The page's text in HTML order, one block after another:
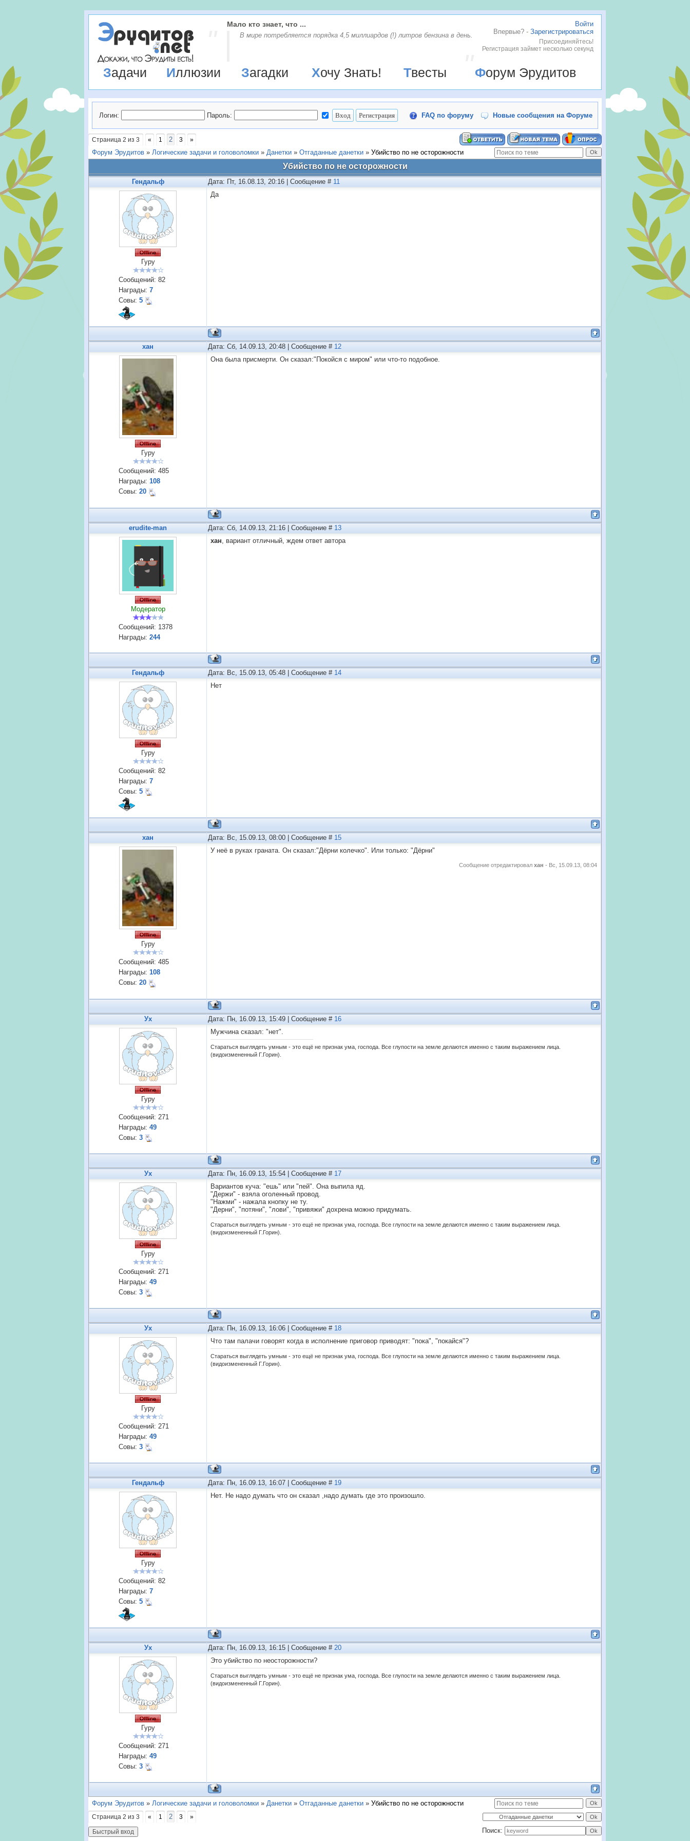
Войти
Впервые? - Зарегистрироваться
Присоединяйтесь!
Регистрация займет несколько секунд
Мало кто знает, что ...
В мире потребляется порядка 4,5 миллиардов (!) литров бензина в день.
Задачи Иллюзии Загадки Хочу Знать! Твесты Форум Эрудитов
Логин: Пароль: FAQ по форуму Новые сообщения на Форуме
Страница 2 из 3 « 1 2 3 »
Форум Эрудитов » Логические задачи и головоломки » Данетки » Отгаданные данетки » Убийство по не осторожности
Убийство по не осторожности
Гендальф Дата: Пт, 16.08.13, 20:16 | Сообщение # 11
Гуру
Сообщений: 82
Награды: 7
Совы: 5
Да
хан Дата: Сб, 14.09.13, 20:48 | Сообщение # 12
Гуру
Сообщений: 485
Награды: 108
Совы: 20
Она была присмерти. Он сказал:"Покойся с миром" или что-то подобное.
erudite-man Дата: Сб, 14.09.13, 21:16 | Сообщение # 13
Модератор
Сообщений: 1378
Награды: 244
хан, вариант отличный, ждем ответ автора
Гендальф Дата: Вс, 15.09.13, 05:48 | Сообщение # 14
Гуру
Сообщений: 82
Награды: 7
Совы: 5
Нет
хан Дата: Вс, 15.09.13, 08:00 | Сообщение # 15
Гуру
Сообщений: 485
Награды: 108
Совы: 20
У неё в руках граната. Он сказал:"Дёрни колечко". Или только: "Дёрни"
Сообщение отредактировал хан - Вс, 15.09.13, 08:04
Ух Дата: Пн, 16.09.13, 15:49 | Сообщение # 16
Гуру
Сообщений: 271
Награды: 49
Совы: 3
Мужчина сказал: "нет".
Стараться выглядеть умным - это ещё не признак ума, господа. Все глупости на земле делаются именно с таким выражением лица.
(видоизмененный Г.Горин).
Ух Дата: Пн, 16.09.13, 15:54 | Сообщение # 17
Гуру
Сообщений: 271
Награды: 49
Совы: 3
Вариантов куча: "ешь" или "пей". Она выпила яд.
"Держи" - взяла оголенный провод.
"Нажми" - нажала кнопку не ту.
"Дерни", "потяни", "лови", "привяжи" дохрена можно придумать.
Стараться выглядеть умным - это ещё не признак ума, господа. Все глупости на земле делаются именно с таким выражением лица.
(видоизмененный Г.Горин).
Ух Дата: Пн, 16.09.13, 16:06 | Сообщение # 18
Гуру
Сообщений: 271
Награды: 49
Совы: 3
Что там палачи говорят когда в исполнение приговор приводят: "пока", "покайся"?
Стараться выглядеть умным - это ещё не признак ума, господа. Все глупости на земле делаются именно с таким выражением лица.
(видоизмененный Г.Горин).
Гендальф Дата: Пн, 16.09.13, 16:07 | Сообщение # 19
Гуру
Сообщений: 82
Награды: 7
Совы: 5
Нет. Не надо думать что он сказал ,надо думать где это произошло.
Ух Дата: Пн, 16.09.13, 16:15 | Сообщение # 20
Гуру
Сообщений: 271
Награды: 49
Совы: 3
Это убийство по неосторожности?
Стараться выглядеть умным - это ещё не признак ума, господа. Все глупости на земле делаются именно с таким выражением лица.
(видоизмененный Г.Горин).
Форум Эрудитов » Логические задачи и головоломки » Данетки » Отгаданные данетки » Убийство по не осторожности
Страница 2 из 3 « 1 2 3 »
Поиск: